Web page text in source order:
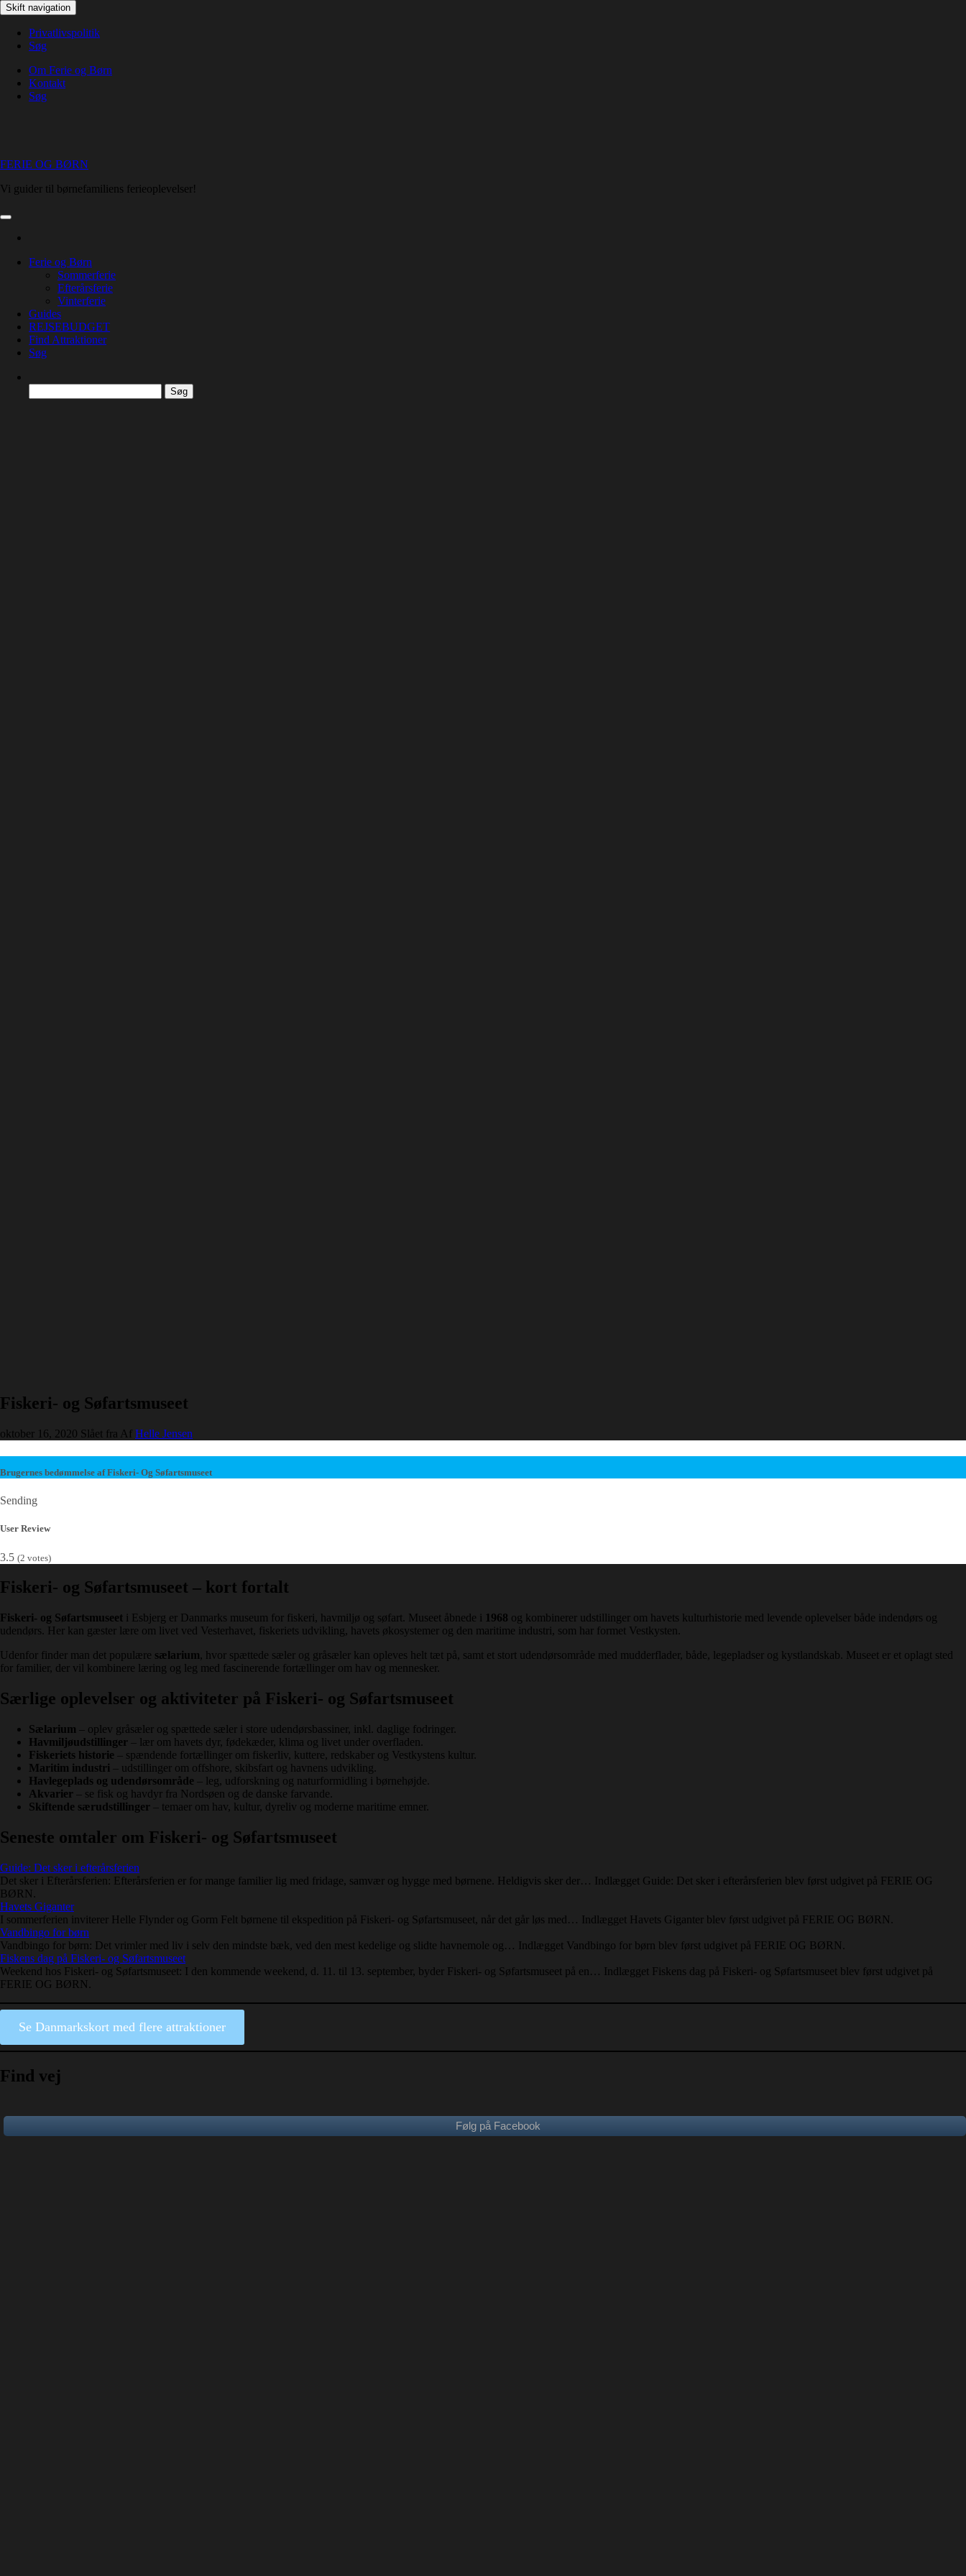
Skip
to
content
Skift navigation
Privatlivspolitik
Søg
Om Ferie og Børn
Kontakt
Søg
FERIE OG BØRN
Vi guider til børnefamiliens ferieoplevelser!
Ferie og Børn
Sommerferie
Efterårsferie
Vinterferie
Guides
REJSEBUDGET
Find Attraktioner
Søg
efter:
Fiskeri- og Søfartsmuseet
oktober 16, 2020 Slået fra Af Helle Jensen
Brugernes bedømmelse af Fiskeri- Og Søfartsmuseet
Sending
User Review
3.5 (2 votes)
Fiskeri- og Søfartsmuseet – kort fortalt
Fiskeri- og Søfartsmuseet i Esbjerg er Danmarks museum for fiskeri, havmiljø og søfart. Museet åbnede i 1968 og kombinerer udstillinger om havets kulturhistorie med levende oplevelser både indendørs og
udendørs. Her kan gæster lære om livet ved Vesterhavet, fiskeriets udvikling, havets økosystemer og den maritime industri, som har formet Vestkysten.
Udenfor finder man det populære sælarium, hvor spættede sæler og gråsæler kan opleves helt tæt på, samt et stort udendørsområde med mudderflader, både, legepladser og kystlandskab. Museet er et oplagt sted
for familier, der vil kombinere læring og leg med fascinerende fortællinger om hav og mennesker.
Særlige oplevelser og aktiviteter på Fiskeri- og Søfartsmuseet
Sælarium – oplev gråsæler og spættede sæler i store udendørsbassiner, inkl. daglige fodringer.
Havmiljøudstillinger – lær om havets dyr, fødekæder, klima og livet under overfladen.
Fiskeriets historie – spændende fortællinger om fiskerliv, kuttere, redskaber og Vestkystens kultur.
Maritim industri – udstillinger om offshore, skibsfart og havnens udvikling.
Havlegeplads og udendørsområde – leg, udforskning og naturformidling i børnehøjde.
Akvarier – se fisk og havdyr fra Nordsøen og de danske farvande.
Skiftende særudstillinger – temaer om hav, kultur, dyreliv og moderne maritime emner.
Seneste omtaler om Fiskeri- og Søfartsmuseet
Guide: Det sker i efterårsferien
Det sker i Efterårsferien: Efterårsferien er for mange familier lig med fridage, samvær og hygge med børnene. Heldigvis sker der… Indlægget Guide: Det sker i efterårsferien blev først udgivet på FERIE OG
BØRN.
Havets Giganter
I sommerferien inviterer Helle Flynder og Gorm Felt børnene til ekspedition på Fiskeri- og Søfartsmuseet, når det går løs med… Indlægget Havets Giganter blev først udgivet på FERIE OG BØRN.
Vandbingo for børn
Vandbingo for børn: Det vrimler med liv i selv den mindste bæk, ved den mest kedelige og slidte havnemole og… Indlægget Vandbingo for børn blev først udgivet på FERIE OG BØRN.
Fiskens dag på Fiskeri- og Søfartsmuseet
Weekend hos Fiskeri- og Søfartsmuseet: I den kommende weekend, d. 11. til 13. september, byder Fiskeri- og Søfartsmuseet på en… Indlægget Fiskens dag på Fiskeri- og Søfartsmuseet blev først udgivet på
FERIE OG BØRN.
Se Danmarkskort med flere attraktioner
Find vej
Følg på Facebook